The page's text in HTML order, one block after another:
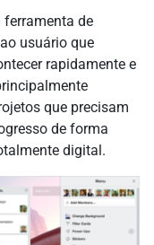
ferramenta de
usuário que
rapidamente e
que precisam
de forma
digital.